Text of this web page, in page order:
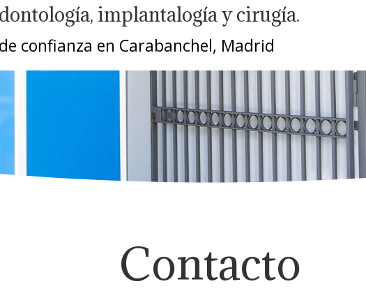
implantalogía y cirugía.
confianza en Carabanchel, Madrid
Contacto